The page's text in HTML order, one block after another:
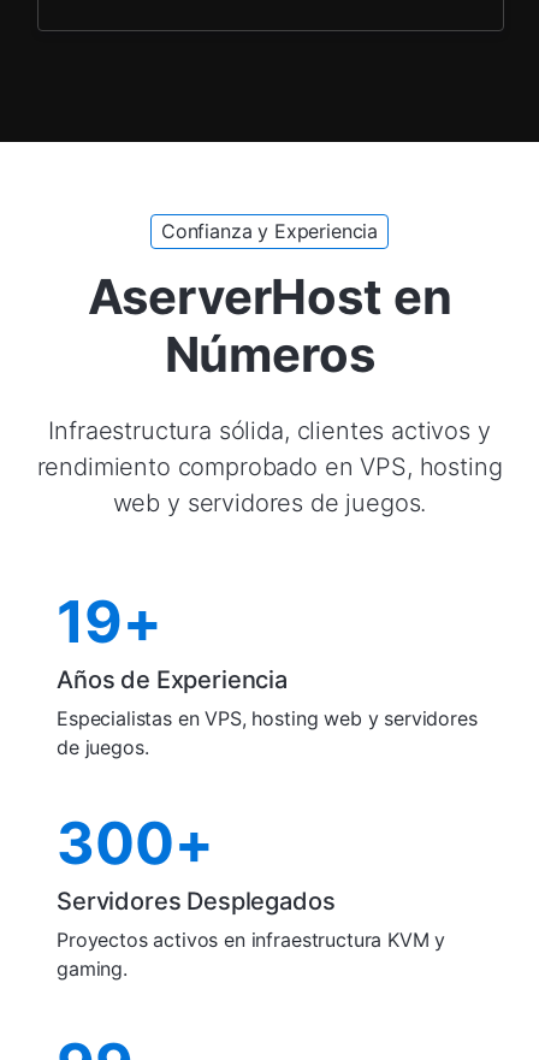
Confianza y Experiencia
AserverHost en
Números
Infraestructura sólida, clientes activos y
rendimiento comprobado en VPS, hosting
web y servidores de juegos.
19+
Años de Experiencia
Especialistas en VPS, hosting web y servidores
de juegos.
300+
Servidores Desplegados
Proyectos activos en infraestructura KVM y
gaming.